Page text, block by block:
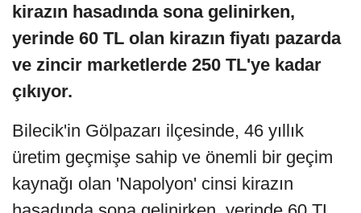
kirazın hasadında sona gelinirken,
yerinde 60 TL olan kirazın fiyatı pazarda
ve zincir marketlerde 250 TL'ye kadar
çıkıyor.
Bilecik'in Gölpazarı ilçesinde, 46 yıllık
üretim geçmişe sahip ve önemli bir geçim
kaynağı olan 'Napolyon' cinsi kirazın